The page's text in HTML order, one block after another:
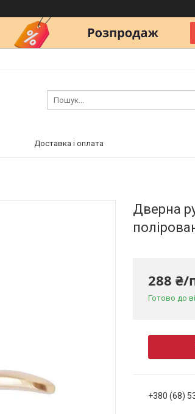
Доставка і оплата
Дверна
288 ₴/
Готово до
+380 (68)